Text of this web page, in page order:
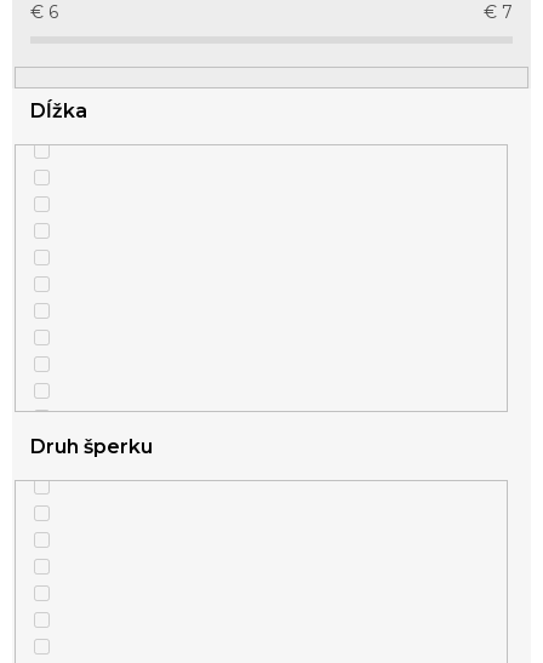
k
t
v
€ 6 € 7
Dĺžka
Druh šperku